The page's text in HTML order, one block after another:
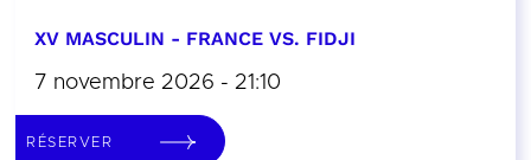
XV MASCULIN - FRANCE VS. FIDJI
7 novembre 2026 - 21:10
RÉSERVER